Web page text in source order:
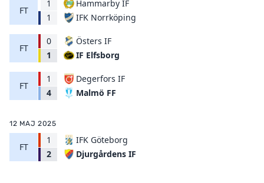
FT
1
1
Hammarby IF
IFK Norrköping
FT
0
1
Östers IF
IF Elfsborg
FT
1
4
Degerfors IF
Malmö FF
12 MAJ 2025
FT
1
2
IFK Göteborg
Djurgårdens IF